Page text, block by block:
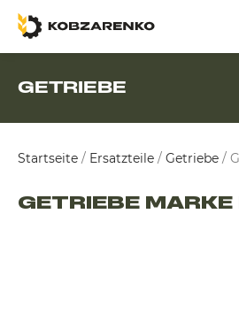
GETRIEBE
Startseite / Ersatzteile / Getriebe /
GETRIEBE MARKE